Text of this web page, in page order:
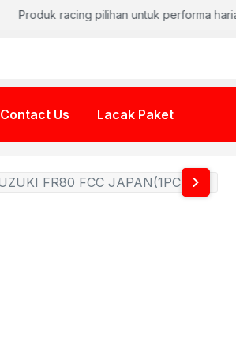
Produk racing pilihan untuk performa harian
Contact Us Lacak Paket